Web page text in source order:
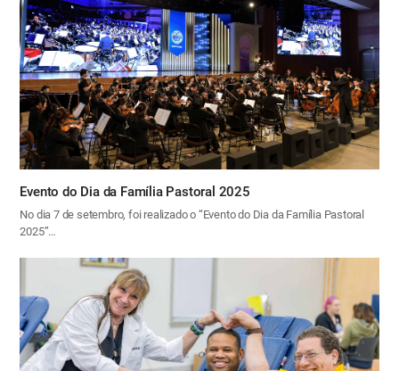
Evento do Dia da Família Pastoral 2025
No dia 7 de setembro, foi realizado o “Evento do Dia da Família Pastoral
2025”…